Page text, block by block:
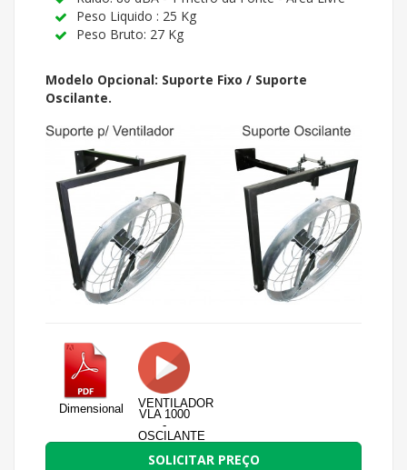
Peso Liquido : 25 Kg
Peso Bruto: 27 Kg
Modelo Opcional: Suporte Fixo / Suporte
Oscilante.
Dimensional
VENTILADOR
VLA 1000
-
OSCILANTE
SOLICITAR PREÇO